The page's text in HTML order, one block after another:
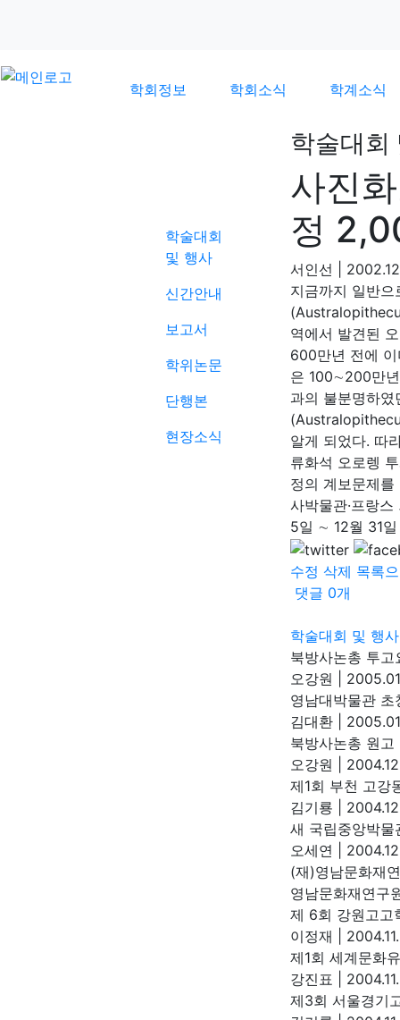
학회정보 학회소식 학계소식
학술대회
및 행사
신간안내
보고서
학위논문
단행본
현장소식
학술대회
사진
정
서인선
지금까지 일반
역에서 발견된
600만년 전에
은 100∼200만
과의 불분명하
알게 되었다. 따
류화석 오로렝
정의 계보문제
사박물관·프랑
5일 ∼ 12월 31
수정 삭제 목록
댓글 0개
학술대회 및 행사
북방사논총 투고
오강원
영남대박물관 초
김대환
북방사논총 원고
오강원
제1회 부천 고강
김기룡
새 국립중앙박
오세연
(재)영남문화재
영남문화재연구
제 6회 강원고고
이정재
제1회 세계문화
강진표
제3회 서울경기